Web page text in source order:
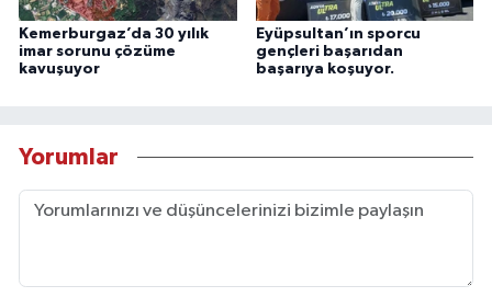
Kemerburgaz’da 30 yılık
imar sorunu çözüme
kavuşuyor
Eyüpsultan’ın sporcu
gençleri başarıdan
başarıya koşuyor.
Yorumlar